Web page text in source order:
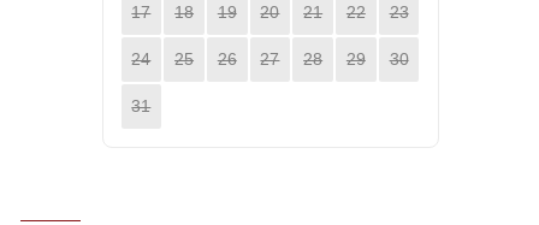
17 18 19 20 21 22 23
24 25 26 27 28 29 30
31